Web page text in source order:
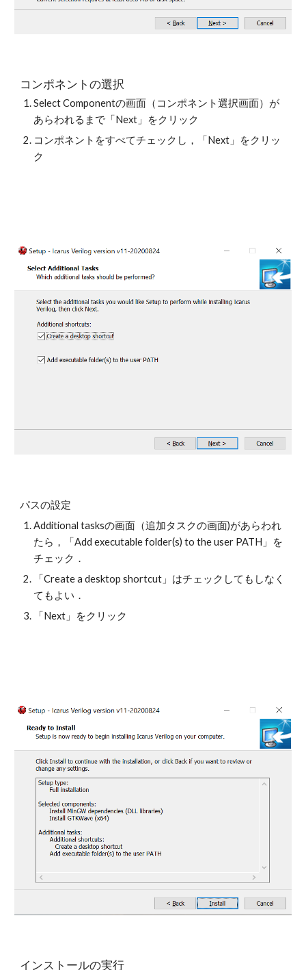
コンポネントの選択
Select Componentの画面（コンポネント選択画面）が
あらわれるまで「Next」をクリック
コンポネントをすべてチェックし，「Next」をクリッ
ク
パスの設定
Additional tasksの画面（追加タスクの画面)があらわれ
たら，「Add executable folder(s) to the user PATH」を
チェック．
「Create a desktop shortcut」はチェックしてもしなく
てもよい．
「Next」をクリック
インストールの実行